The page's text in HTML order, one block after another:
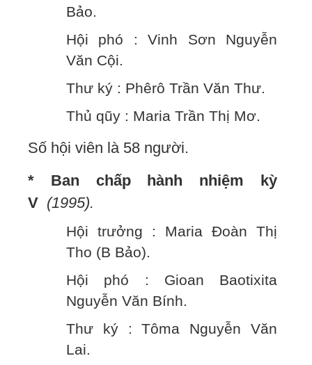
Bảo.
Hội phó : Vinh Sơn Nguyễn
Văn Cội.
Thư ký : Phêrô Trần Văn Thư.
Thủ qũy : Maria Trần Thị Mơ.
Số hội viên là 58 người.
* Ban chấp hành nhiệm kỳ
V (1995).
Hội trưởng : Maria Đoàn Thị
Tho (B Bảo).
Hội phó : Gioan Baotixita
Nguyễn Văn Bính.
Thư ký : Tôma Nguyễn Văn
Lai.